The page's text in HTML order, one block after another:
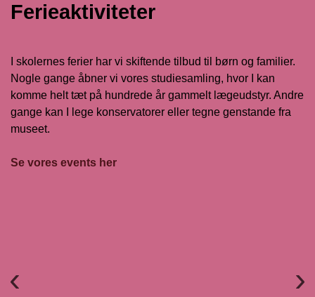
Ferieaktiviteter
I skolernes ferier har vi skiftende tilbud til børn og familier.
Nogle gange åbner vi vores studiesamling, hvor I kan
komme helt tæt på hundrede år gammelt lægeudstyr. Andre
gange kan I lege konservatorer eller tegne genstande fra
museet.
Se vores events her
Forrige